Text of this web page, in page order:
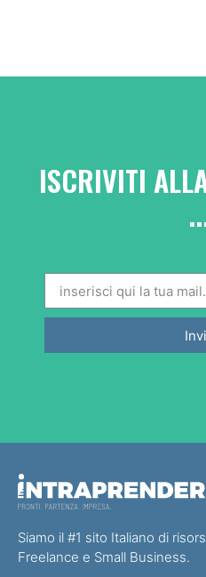
ISCRIVITI
Siamo il #1 sito Italiano di
Freelance e Small Business.